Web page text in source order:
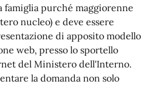
famiglia purché maggiorenne
nucleo) e deve essere
di apposito modello
web, presso lo sportello
del Ministero dell'Interno.
la domanda non solo